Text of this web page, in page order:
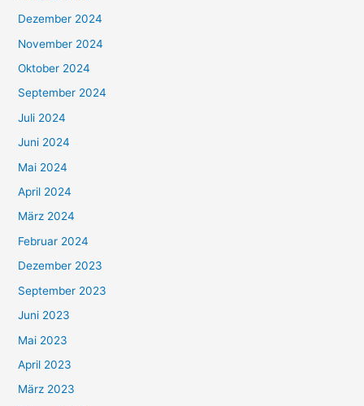
Dezember 2024
November 2024
Oktober 2024
September 2024
Juli 2024
Juni 2024
Mai 2024
April 2024
März 2024
Februar 2024
Dezember 2023
September 2023
Juni 2023
Mai 2023
April 2023
März 2023